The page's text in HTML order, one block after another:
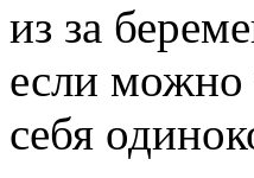
из за
если можно
себя